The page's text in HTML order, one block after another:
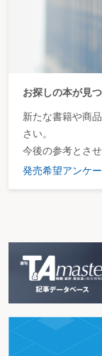
お探しの本が見
新たな書籍や商
さい。
今後の参考とさ
発売希望アンケー